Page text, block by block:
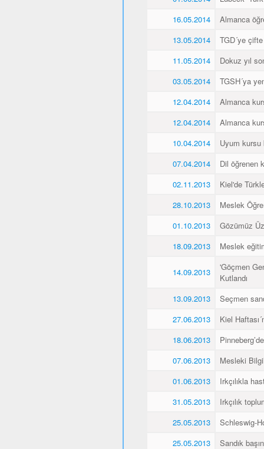
16.05.2014
Almanca
13.05.2014
TGD´ye
11.05.2014
Dokuz yıl
03.05.2014
TGSH´ya
12.04.2014
Almanca
12.04.2014
Almanca
10.04.2014
Uyum kursu
07.04.2014
Dil öğrenen
02.11.2013
Kiel'de
28.10.2013
Meslek
01.10.2013
Gözümüz
18.09.2013
Meslek
14.09.2013
'Göçmen
Kutlandı
13.09.2013
Seçmen
27.06.2013
Kiel
18.06.2013
07.06.2013
Mesleki
01.06.2013
Irkçılıkla
31.05.2013
Irkçılık
25.05.2013
Schleswig-
25.05.2013
Sandık